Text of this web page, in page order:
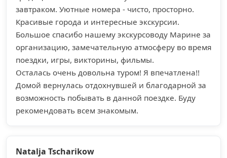
завтраком. Уютные номера - чисто, просторно.
Красивые города и интересные экскурсии.
Большое спасибо нашему экскурсоводу Марине за
организацию, замечательную атмосферу во время
поездки, игры, викторины, фильмы.
Осталась очень довольна туром! Я впечатлена!!
Домой вернулась отдохнувшей и благодарной за
возможность побывать в данной поездке. Буду
рекомендовать всем знакомым.
Natalja Tscharikow